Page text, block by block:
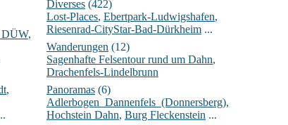
,
,
Diverses (422)
Lost-Places, Ebertpark-Ludwigshafen,
Riesenrad-CityStar-Bad-Dürkheim ...
Wanderungen (12)
Sagenhafte Felsentour rund um Dahn,
Drachenfels-Lindelbrunn
Panoramas (6)
Adlerbogen_Dannenfels_(Donnersberg),
Hochstein Dahn, Burg Fleckenstein ...